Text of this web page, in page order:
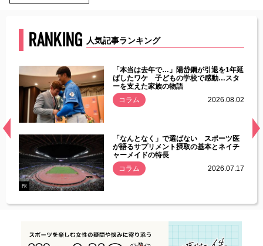
RANKING 人気記事ランキング
常
「本当は去年で…」陽岱鋼が引退を1年延
ばしたワケ 子どもの学校で感動…スタ
ーを支えた家族の物語
コラム
2026.08.02
PR
「なんとなく」で選ばない スポーツ医
が語るサプリメント摂取の基本とネイチ
ャーメイドの特長
コラム
2026.07.17